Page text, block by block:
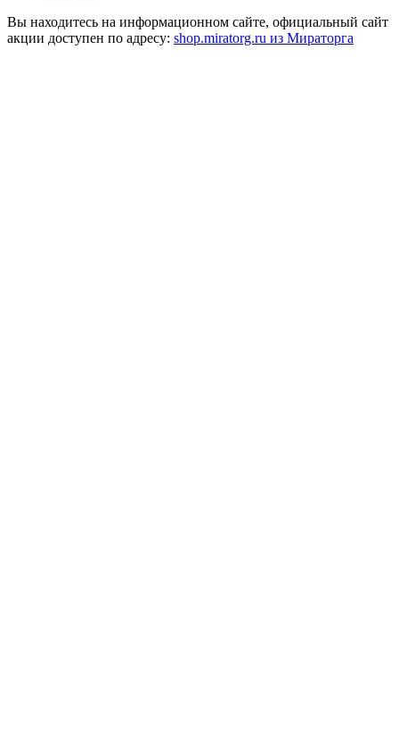
Вы находитесь на информационном сайте, официальный сайт
акции доступен по адресу: shop.miratorg.ru из Мираторга